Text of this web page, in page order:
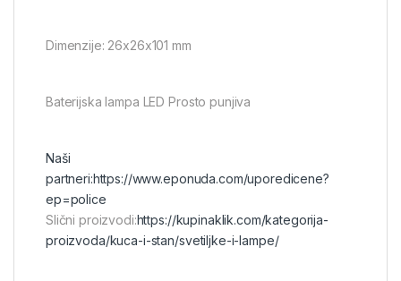
Dimenzije: 26x26x101 mm
Baterijska lampa LED Prosto punjiva
Naši
partneri:https://www.eponuda.com/uporedicene?
ep=police
Slični proizvodi:https://kupinaklik.com/kategorija-
proizvoda/kuca-i-stan/svetiljke-i-lampe/